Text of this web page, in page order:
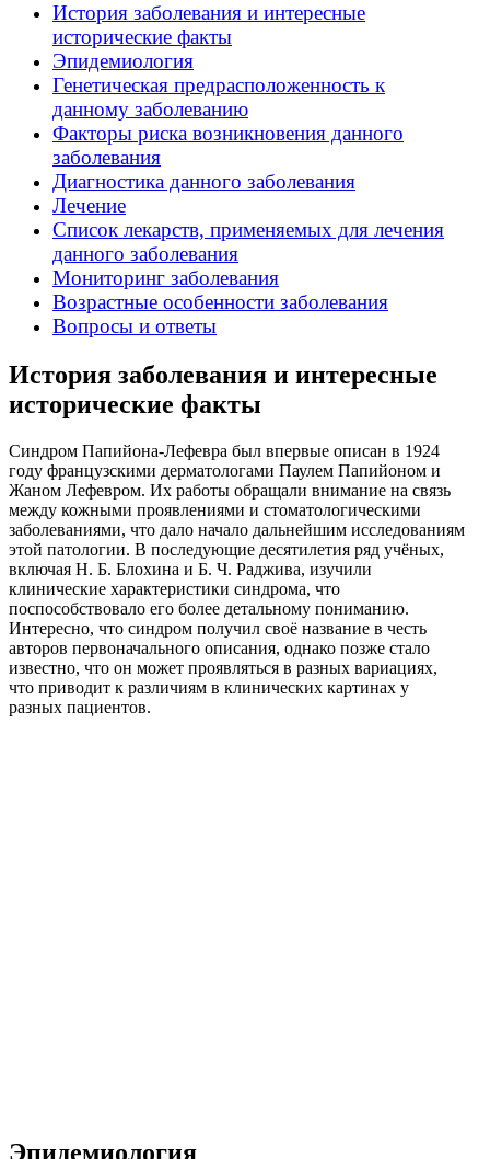
История заболевания и интересные
исторические факты
Эпидемиология
Генетическая предрасположенность к
данному заболеванию
Факторы риска возникновения данного
заболевания
Диагностика данного заболевания
Лечение
Список лекарств, применяемых для лечения
данного заболевания
Мониторинг заболевания
Возрастные особенности заболевания
Вопросы и ответы
История заболевания и интересные
исторические факты
Синдром Папийона-Лефевра был впервые описан в 1924
году французскими дерматологами Паулем Папийоном и
Жаном Лефевром. Их работы обращали внимание на связь
между кожными проявлениями и стоматологическими
заболеваниями, что дало начало дальнейшим исследованиям
этой патологии. В последующие десятилетия ряд учёных,
включая Н. Б. Блохина и Б. Ч. Раджива, изучили
клинические характеристики синдрома, что
поспособствовало его более детальному пониманию.
Интересно, что синдром получил своё название в честь
авторов первоначального описания, однако позже стало
известно, что он может проявляться в разных вариациях,
что приводит к различиям в клинических картинах у
разных пациентов.
Эпидемиология